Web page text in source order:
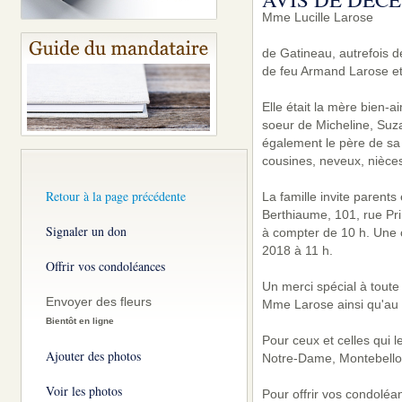
Retour à la page précédente
Signaler un don
Offrir vos condoléances
Envoyer des fleurs
Bientôt en ligne
Ajouter des photos
Voir les photos
Mme Lucille Larose
de Gatineau, autrefois
de feu Armand Larose
Elle était la mère bien-
soeur de Micheline,
également le père de
cousines, neveux,
La famille invite
Berthiaume, 101, rue
à compter de 10 h. Une
2018 à 11 h.
Un merci spécial à
Mme Larose ainsi
Pour ceux et celles qui
Notre-Dame,
Pour offrir vos